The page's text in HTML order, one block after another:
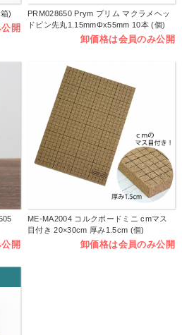
)
開
PRM028650 Prym プリム マクラメヘッ
ドピン先丸1.15mmΦx55mm 10本 (個)
卸価格は会員のみ公開
開
ME-MA2004 コルクボードミニ cmマス
目付き 20×30cm 厚み1.5cm (個)
卸価格は会員のみ公開